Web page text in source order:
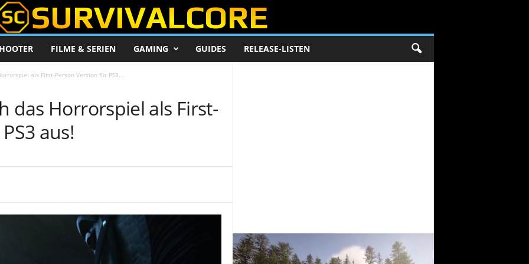
FILME & SERIEN GAMING GUIDES RELEASE-LISTEN
als First-Person Version für PS3...
das Horrorspiel als First-
aus!